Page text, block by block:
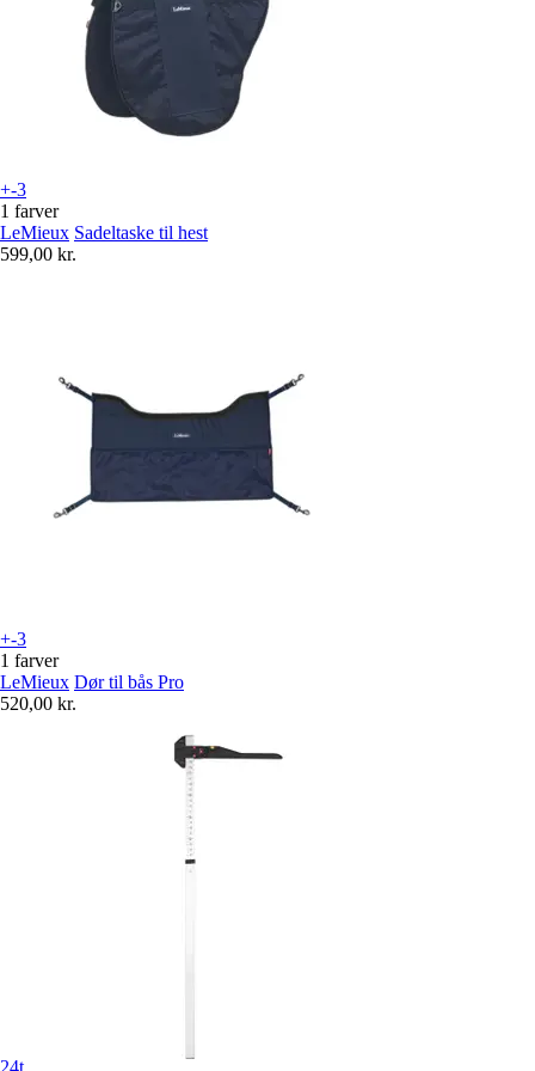
+-3
1 farver
LeMieux Sadeltaske til hest
599,00 kr.
+-3
1 farver
LeMieux Dør til bås Pro
520,00 kr.
24t